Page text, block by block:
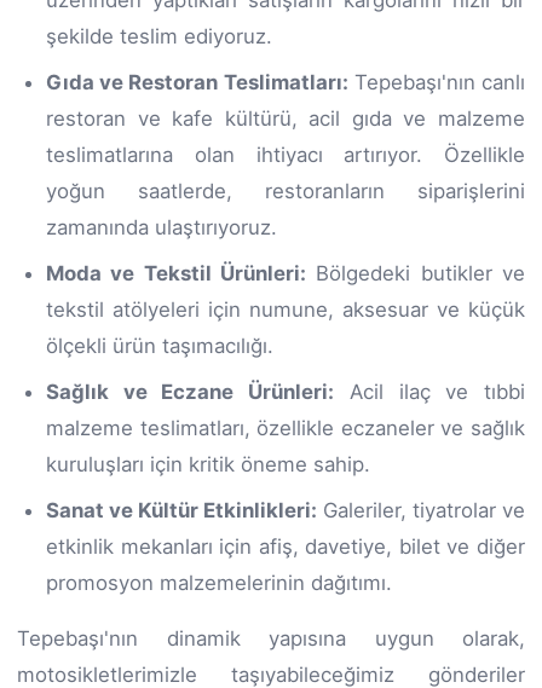
şekilde teslim ediyoruz.
Gıda ve Restoran Teslimatları: Tepebaşı'nın canlı
restoran ve kafe kültürü, acil gıda ve malzeme
teslimatlarına olan ihtiyacı artırıyor. Özellikle
yoğun saatlerde, restoranların siparişlerini
zamanında ulaştırıyoruz.
Moda ve Tekstil Ürünleri: Bölgedeki butikler ve
tekstil atölyeleri için numune, aksesuar ve küçük
ölçekli ürün taşımacılığı.
Sağlık ve Eczane Ürünleri: Acil ilaç ve tıbbi
malzeme teslimatları, özellikle eczaneler ve sağlık
kuruluşları için kritik öneme sahip.
Sanat ve Kültür Etkinlikleri: Galeriler, tiyatrolar ve
etkinlik mekanları için afiş, davetiye, bilet ve diğer
promosyon malzemelerinin dağıtımı.
Tepebaşı'nın dinamik yapısına uygun olarak,
motosikletlerimizle taşıyabileceğimiz gönderiler